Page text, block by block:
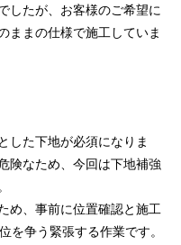
したが、お客様のご希望に
ままの仕様で施工していま
した下地が必須になりま
険なため、今回は下地補強
め、事前に位置確認と施工
を争う緊張する作業です。